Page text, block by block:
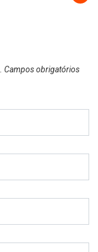
Campos obrigatórios